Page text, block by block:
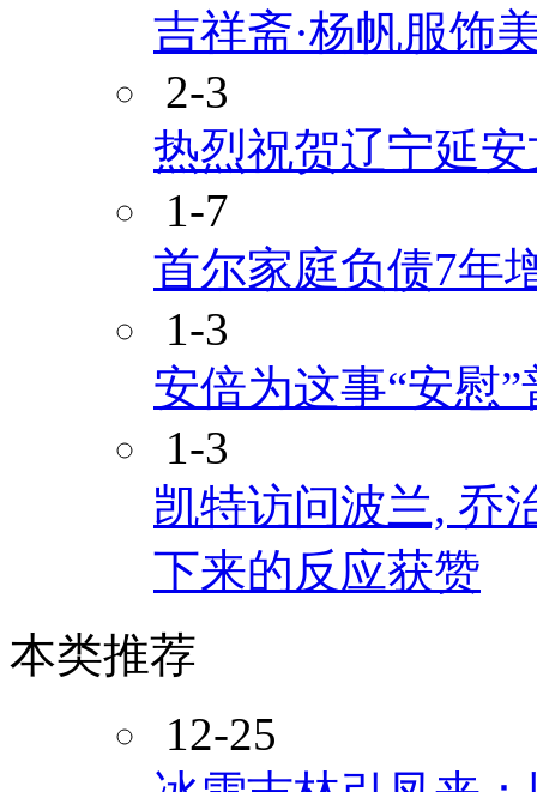
吉祥斋·杨帆服饰
2-3
热烈祝贺辽宁延
1-7
首尔家庭负债7年
1-3
安倍为这事“安慰
1-3
凯特访问波兰, 乔
下来的反应获赞
本类推荐
12-25